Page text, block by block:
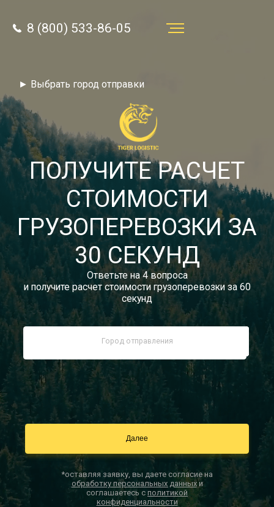
8 (800) 533-86-05
Звонок по России бесплатный
autotransport24@yandex.ru
Заказать звонок
Тарифы
Отзывы
Статьи
Новости
Документы
Контакты
► Выбрать город отправки
8 (800) 533-86-05
ПОЛУЧИТЕ РАСЧЕТ
СТОИМОСТИ
ГРУЗОПЕРЕВОЗКИ ЗА
30 СЕКУНД
Ответьте на 4 вопроса
и получите расчет стоимости грузоперевозки за 60
секунд
*оставляя заявку, вы даете согласие на
обработку персональных данныхи
соглашаетесь с политикой
конфиденциальности